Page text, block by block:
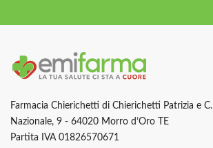
Farmacia Chierichetti di Chierichetti Patrizia e C.
Nazionale, 9 - 64020 Morro d’Oro TE
Partita IVA 01826570671